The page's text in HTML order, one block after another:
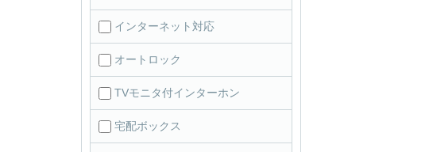
インターネット対応
オートロック
TVモニタ付インターホン
宅配ボックス